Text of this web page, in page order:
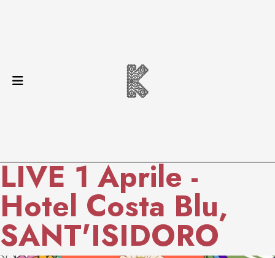
LIVE 1 Aprile -
Hotel Costa Blu,
SANT'ISIDORO